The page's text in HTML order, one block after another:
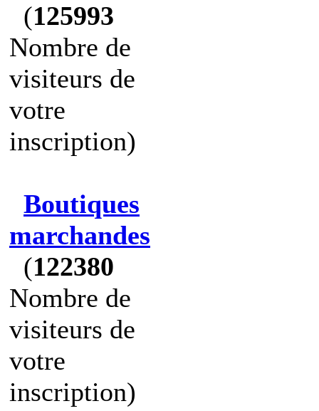
(125993
Nombre de
visiteurs de
votre
inscription)
Boutiques
marchandes
(122380
Nombre de
visiteurs de
votre
inscription)